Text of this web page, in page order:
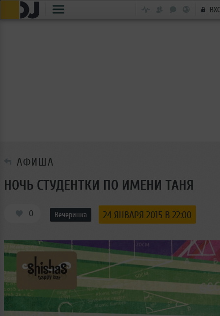
АФИША
НОЧЬ СТУДЕНТКИ ПО ИМЕНИ ТАНЯ
0 Вечеринка 24 ЯНВАРЯ 2015 В 22:00